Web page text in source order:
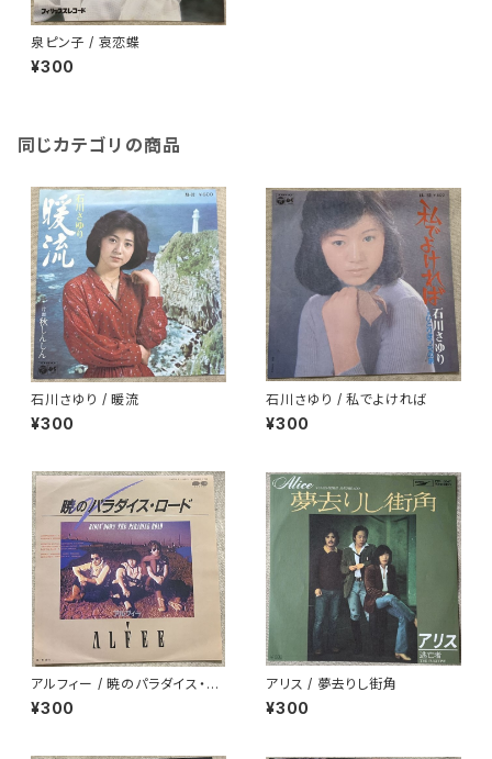
泉ピン子 / 哀恋蝶
¥300
同じカテゴリの商品
石川さゆり / 暖流
¥300
石川さゆり / 私でよければ
¥300
アルフィー / 暁のパラダイス・ロ
ード
¥300
アリス / 夢去りし街角
¥300